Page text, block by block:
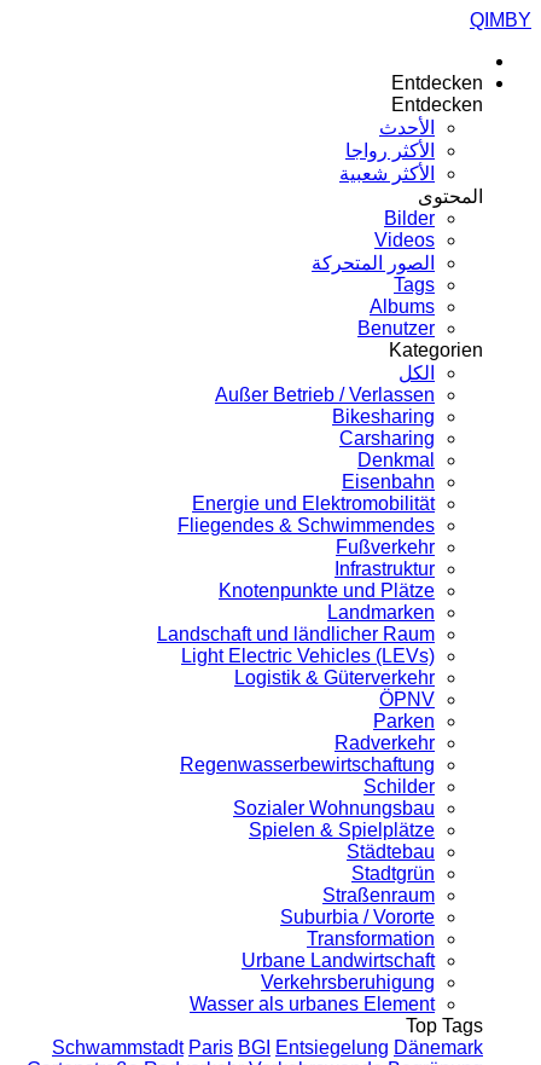
QIMBY
Entdecken
Entdecken
الأحدث
الأكثر رواجا
الأكثر شعبية
المحتوى
Bilder
Videos
الصور المتحركة
Tags
Albums
Benutzer
Kategorien
الكل
Außer Betrieb / Verlassen
Bikesharing
Carsharing
Denkmal
Eisenbahn
Energie und Elektromobilität
Fliegendes & Schwimmendes
Fußverkehr
Infrastruktur
Knotenpunkte und Plätze
Landmarken
Landschaft und ländlicher Raum
Light Electric Vehicles (LEVs)
Logistik & Güterverkehr
ÖPNV
Parken
Radverkehr
Regenwasserbewirtschaftung
Schilder
Sozialer Wohnungsbau
Spielen & Spielplätze
Städtebau
Stadtgrün
Straßenraum
Suburbia / Vororte
Transformation
Urbane Landwirtschaft
Verkehrsberuhigung
Wasser als urbanes Element
Top Tags
Schwammstadt Paris BGI Entsiegelung Dänemark